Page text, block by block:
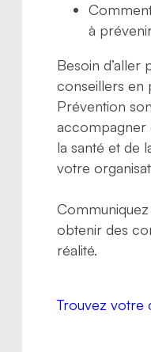
à
Besoin d’aller
conseillers en
Prévention
accompagner
la santé et de
votre
obtenir des
réalité.
Trouvez votre